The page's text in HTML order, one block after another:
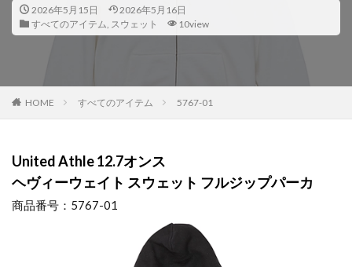
2026年5月15日
2026年5月16日
すべてのアイテム, スウェット 10view
HOME すべてのアイテム 5767-01
United Athle12.7オンス
ヘヴィーウェイト スウェット フルジップパーカ
商品番号：5767-01